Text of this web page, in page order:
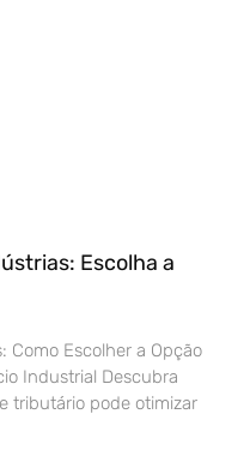
Escolha a
Como Escolher a Opção
Industrial Descubra
tributário pode otimizar